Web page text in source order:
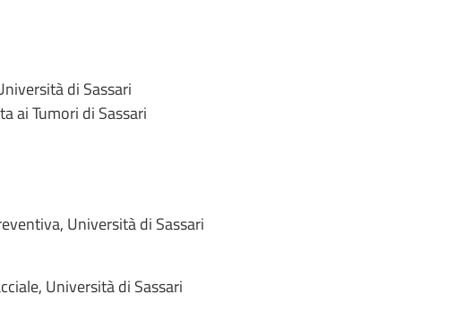
di Sassari
ai Tumori di Sassari
Università di Sassari
Università di Sassari